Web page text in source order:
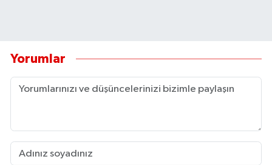
Yorumlar